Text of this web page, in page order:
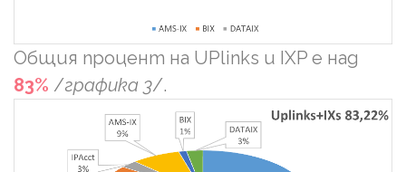
Общия процент на UPlinks и IXP е над
83% /графика 3/.